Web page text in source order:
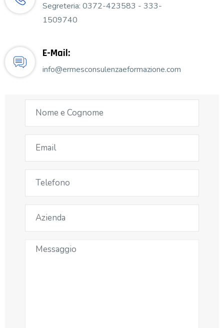
Segreteria: 0372-423583 - 333-
1509740
E-Mail:
info@ermesconsulenzaeformazione.com